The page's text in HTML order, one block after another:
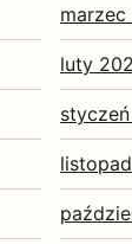
marzec
luty